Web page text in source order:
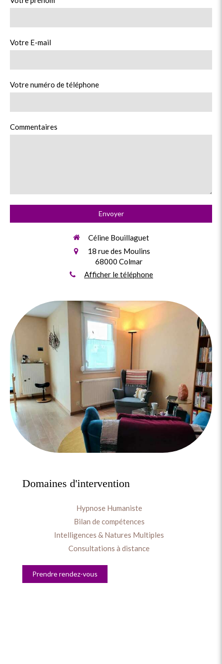
Votre E-mail
Votre numéro de téléphone
Commentaires
Envoyer
Céline Bouillaguet
18 rue des Moulins
68000 Colmar
Afficher le téléphone
Domaines d'intervention
Hypnose Humaniste
Bilan de compétences
Intelligences & Natures Multiples
Consultations à distance
Prendre rendez-vous